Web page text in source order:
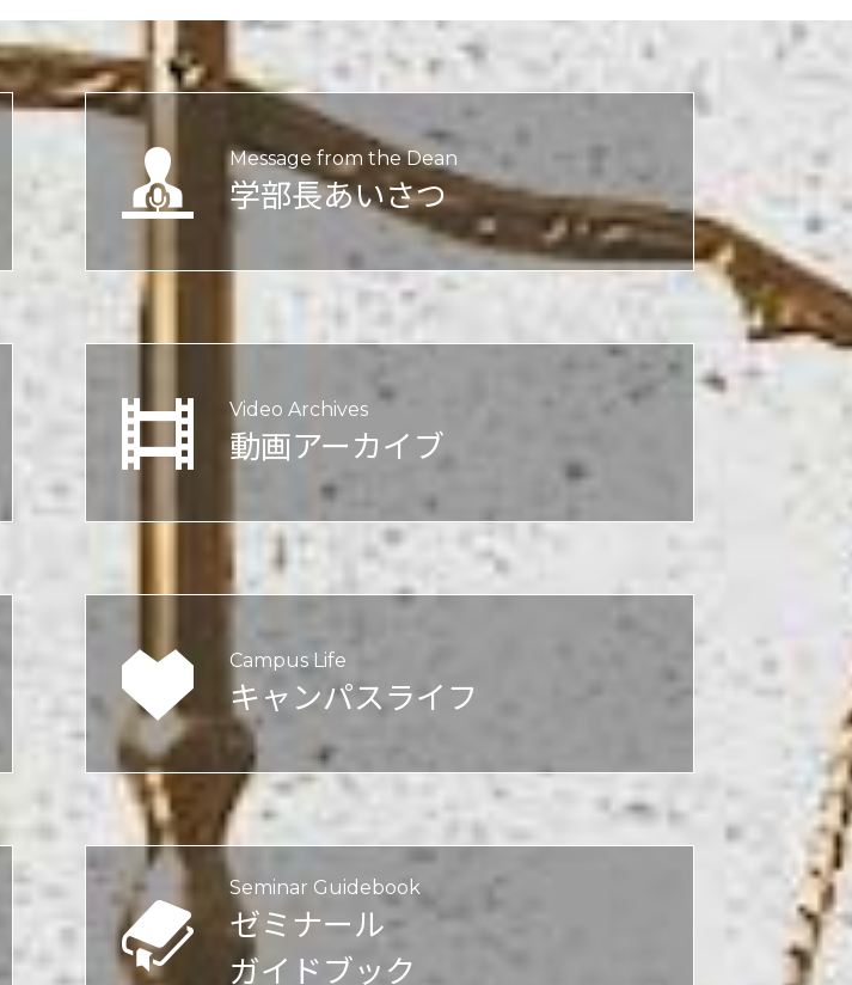
Message from the Dean
学部長あいさつ
Video Archives
動画アーカイブ
Campus Life
キャンパスライフ
Seminar Guidebook
ゼミナール
ガイドブック